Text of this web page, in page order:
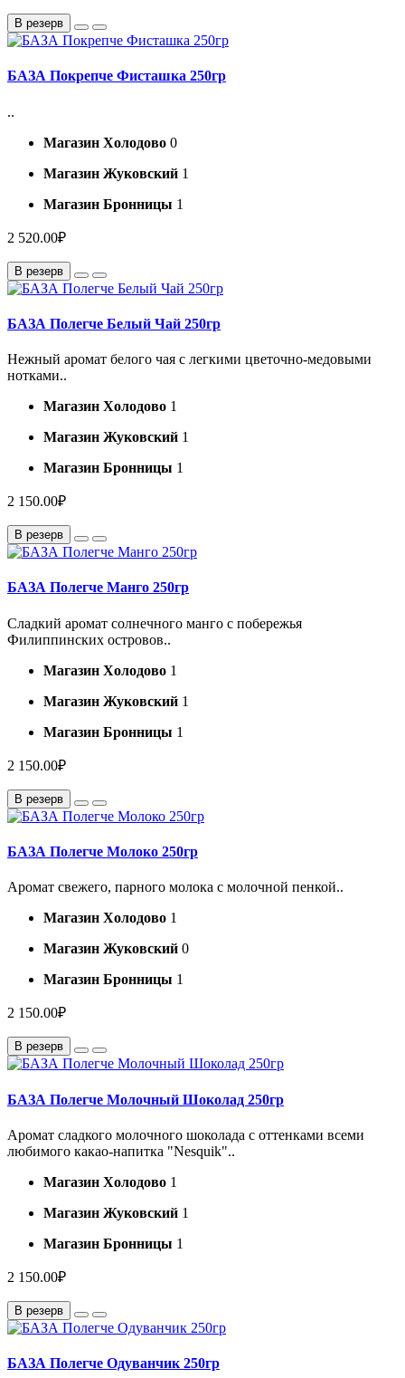
В резерв
БАЗА Покрепче Фисташка 250гр
..
Магазин Холодово 0
Магазин Жуковский 1
Магазин Бронницы 1
2 520.00₽
В резерв
БАЗА Полегче Белый Чай 250гр
Нежный аромат белого чая с легкими цветочно-медовыми
нотками..
Магазин Холодово 1
Магазин Жуковский 1
Магазин Бронницы 1
2 150.00₽
В резерв
БАЗА Полегче Манго 250гр
Сладкий аромат солнечного манго с побережья
Филиппинских островов..
Магазин Холодово 1
Магазин Жуковский 1
Магазин Бронницы 1
2 150.00₽
В резерв
БАЗА Полегче Молоко 250гр
Аромат свежего, парного молока с молочной пенкой..
Магазин Холодово 1
Магазин Жуковский 0
Магазин Бронницы 1
2 150.00₽
В резерв
БАЗА Полегче Молочный Шоколад 250гр
Аромат сладкого молочного шоколада с оттенками всеми
любимого какао-напитка "Nesquik"..
Магазин Холодово 1
Магазин Жуковский 1
Магазин Бронницы 1
2 150.00₽
В резерв
БАЗА Полегче Одуванчик 250гр